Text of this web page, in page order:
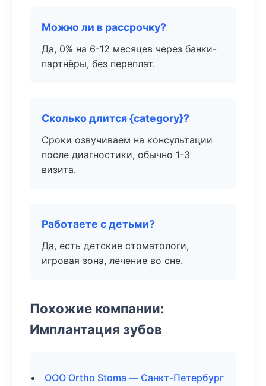
Можно ли в рассрочку?
Да, 0% на 6-12 месяцев через банки-
партнёры, без переплат.
Сколько длится {category}?
Сроки озвучиваем на консультации
после диагностики, обычно 1-3
визита.
Работаете с детьми?
Да, есть детские стоматологи,
игровая зона, лечение во сне.
Похожие компании:
Имплантация зубов
ООО Ortho Stoma — Санкт-Петербург